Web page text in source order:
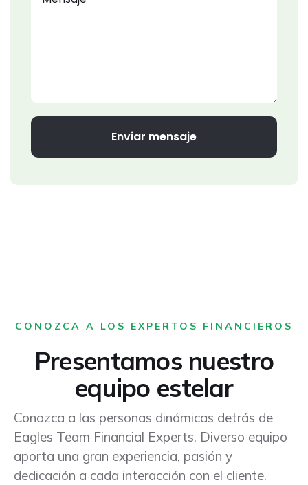
Enviar mensaje
CONOZCA A LOS EXPERTOS FINANCIEROS
Presentamos nuestro
equipo estelar
Conozca a las personas dinámicas detrás de
Eagles Team Financial Experts. Diverso equipo
aporta una gran experiencia, pasión y
dedicación a cada interacción con el cliente.